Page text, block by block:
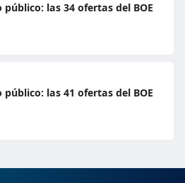
las 34 ofertas del BOE
las 41 ofertas del BOE